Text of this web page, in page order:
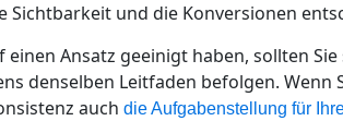
Sichtbarkeit und die Konversionen
einen Ansatz geeinigt haben, sollten
denselben Leitfaden befolgen. Wenn
auch die Aufgabenstellung für